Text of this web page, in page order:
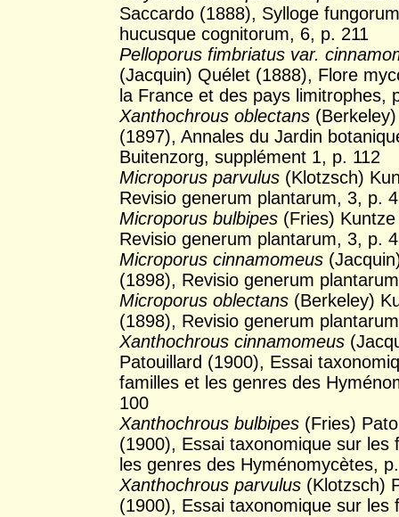
Saccardo (1888), Sylloge
hucusque cognitorum, 6, p. 211
Pelloporus fimbriatus var.
(Jacquin) Quélet (1888), Flore
la France et des pays limitrophes,
Xanthochrous oblectans
(1897), Annales du Jardin
Buitenzorg, supplément 1, p. 112
Microporus parvulus (Klotzsch)
Revisio generum plantarum, 3, p.
Microporus bulbipes (Fries)
Revisio generum plantarum, 3, p.
Microporus cinnamomeus
(1898), Revisio generum
Microporus oblectans (Berkeley)
(1898), Revisio generum
Xanthochrous cinnamomeus
Patouillard (1900), Essai
familles et les genres des
100
Xanthochrous bulbipes (Fries)
(1900), Essai taxonomique sur les
les genres des Hyménomycètes,
Xanthochrous parvulus (Klotzsch)
(1900), Essai taxonomique sur les